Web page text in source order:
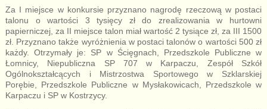
Za I miejsce w konkursie przyznano nagrodę rzeczową w postaci
talonu o wartości 3 tysięcy zł do zrealizowania w hurtowni
papierniczej, za II miejsce talon miał wartość 2 tysiące zł, za III 1500
zł. Przyznano także wyróżnienia w postaci talonów o wartości 500 zł
każdy. Otrzymały je: SP w Ścięgnach, Przedszkole Publiczne w
Łomnicy, Niepubliczna SP 707 w Karpaczu, Zespół Szkół
Ogólnokształcących i Mistrzostwa Sportowego w Szklarskiej
Porębie, Przedszkole Publiczne w Mysłakowicach, Przedszkole w
Karpaczu i SP w Kostrzycy.